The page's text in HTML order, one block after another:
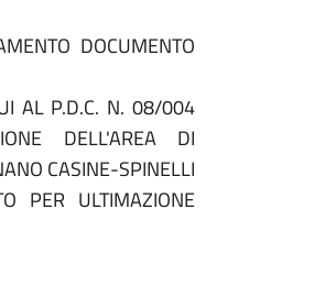
DOCUMENTO
AL P.D.C. N. 08/004
DELL'AREA DI
CASINE-SPINELLI
PER ULTIMAZIONE